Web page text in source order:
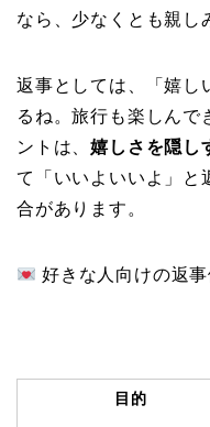
なら、少なくとも親し
返事としては、「嬉し
るね。旅行も楽しんで
ントは、嬉しさを隠し
て「いいよいいよ」と
合があります。
好きな人向けの返事
目的